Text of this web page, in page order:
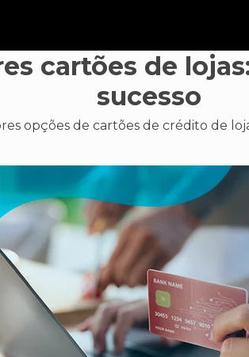
cartões de
sucesso
opções de cartões de crédito de